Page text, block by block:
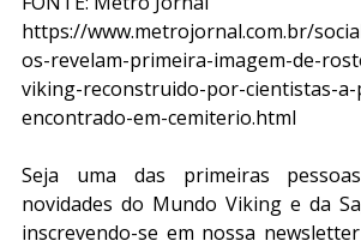
https://www.metrojornal.com.br/
os-revelam-primeira-imagem-de-
viking-reconstruido-por-cientistas-
encontrado-em-cemiterio.html
Seja uma das primeiras
novidades do Mundo Viking e da
inscrevendo-se em nossa